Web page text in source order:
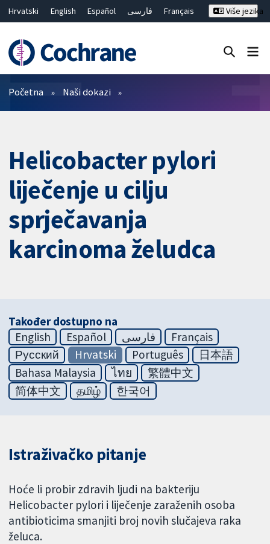
Hrvatski English Español فارسی
Français
繁體中文
简体中文
Više jezika
Prečistači
Početna Naši dokazi
Helicobacter pylori
liječenje u cilju
sprječavanja
karcinoma želudca
Također dostupno na
English
Español فارسی
Français
Русский
Hrvatski Português
日本語
Bahasa Malaysia
ไทย
繁體中文
简体中文
தமிழ் 한국어
Istraživačko pitanje
Hoće li probir zdravih ljudi na bakteriju
Helicobacter pylori i liječenje zaraženih osoba
antibioticima smanjiti broj novih slučajeva raka
želuca.